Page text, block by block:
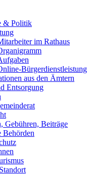
& Politik
im Rathaus
aus den Ämtern
Entsorgung
Gebühren, Beiträge
Behörden